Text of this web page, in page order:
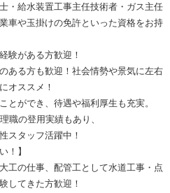
・給水装置工事主任技術者・ガス主任
車や玉掛けの免許といった資格をお持
験がある方歓迎！
ある方も歓迎！社会情勢や景気に左右
オススメ！
とができ、待遇や福利厚生も充実。
職の登用実績もあり、
スタッフ活躍中！
！】
工の仕事、配管工として水道工事・点
してきた方歓迎！